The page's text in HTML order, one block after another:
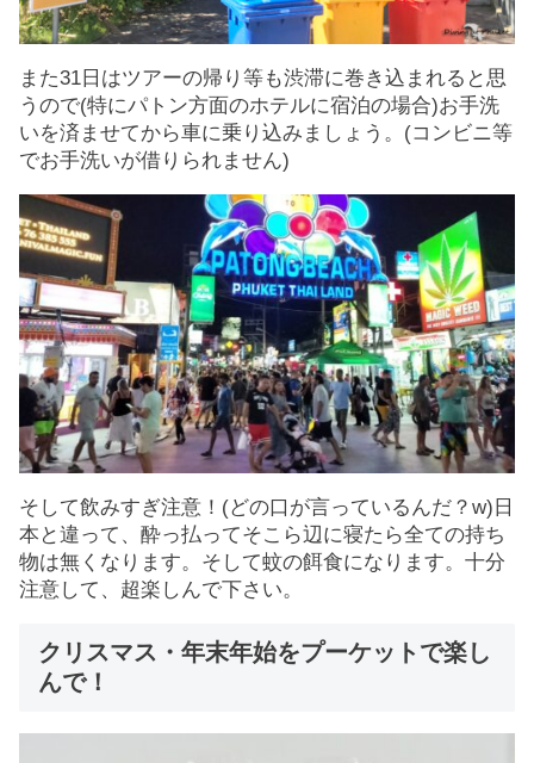
また31日はツアーの帰り等も渋滞に巻き込まれると思
うので(特にパトン方面のホテルに宿泊の場合)お手洗
いを済ませてから車に乗り込みましょう。(コンビニ等
でお手洗いが借りられません)
そして飲みすぎ注意！(どの口が言っているんだ？w)日
本と違って、酔っ払ってそこら辺に寝たら全ての持ち
物は無くなります。そして蚊の餌食になります。十分
注意して、超楽しんで下さい。
クリスマス・年末年始をプーケットで楽し
んで！